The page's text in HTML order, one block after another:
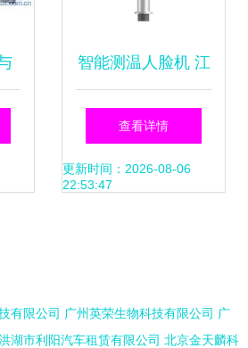
智能测温人脸机 江
门测温人脸机与东
莞君安电子科技公
查看详情
更新时间：2026-08-06
22:53:47
有限公司 广州英荣生物科技有限公司 广
湖市利阳汽车租赁有限公司 北京金天麟科